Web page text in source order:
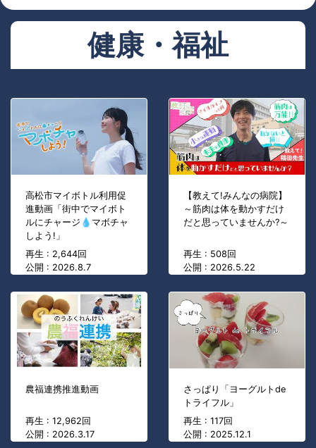
健康・福祉
高松市マイボトル利用促
進動画「街中でマイボト
ルにチャージ💧マボチャ
しよう!」
再生 : 2,644回
公開 : 2026.8.7
【教えて!みんなの病院】
～筋肉は体を動かすだけ
だと思っていませんか?～
再生 : 508回
公開 : 2026.5.22
農福連携推進動画
再生 : 12,962回
公開 : 2026.3.17
さっぱり「ヨーグルトde
トライフル」
再生 : 117回
公開 : 2025.12.1